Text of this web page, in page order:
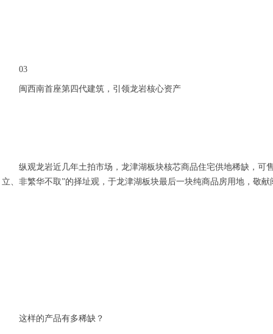
03
闽西南首座第四代建筑，引领龙岩核心资产
纵观龙岩近几年土拍市场，龙津湖板块核芯商品住宅供地稀缺，
立、非繁华不取”的择址观，于龙津湖板块最后一块纯商品房用地，敬
这样的产品有多稀缺？